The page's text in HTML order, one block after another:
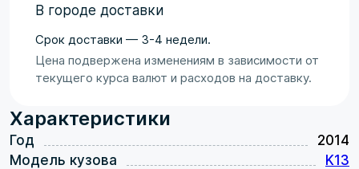
Характеристики
Год
2014
Модель кузова
K13
В городе доставки
Срок доставки — 3-4 недели.
Цена подвержена изменениям в зависимости от
текущего курса валют и расходов на доставку.